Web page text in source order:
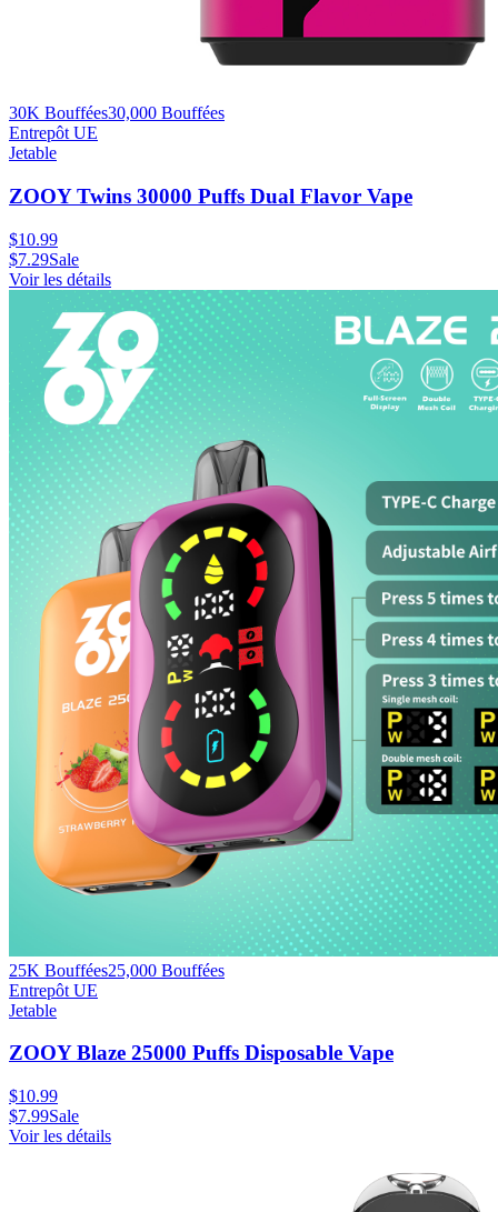
30K Bouffées30,000 Bouffées
Entrepôt UE
Jetable
ZOOY Twins 30000 Puffs Dual Flavor Vape
$10.99
$7.29Sale
Voir les détails
25K Bouffées25,000 Bouffées
Entrepôt UE
Jetable
ZOOY Blaze 25000 Puffs Disposable Vape
$10.99
$7.99Sale
Voir les détails